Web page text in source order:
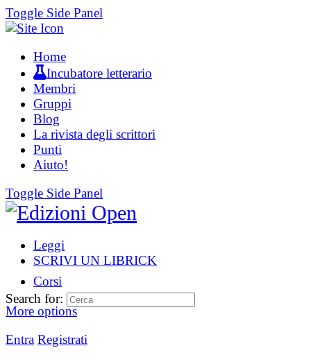
Toggle Side Panel
Home
Incubatore letterario
Membri
Gruppi
Blog
La rivista degli scrittori
Punti
Aiuto!
Toggle Side Panel
Leggi
SCRIVI UN LIBRICK
Corsi
More options
Entra Registrati
Search for: